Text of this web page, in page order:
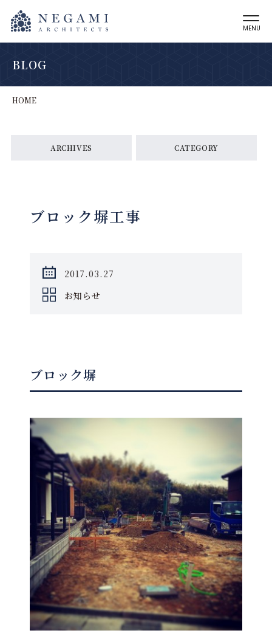
MENU
BLOG
HOME
ARCHIVES CATEGORY
ブロック塀工事
2017.03.27
お知らせ
ブロック塀